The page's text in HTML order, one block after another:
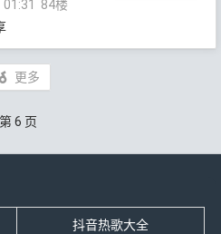
84楼
更多
第6 页
抖音热歌大全